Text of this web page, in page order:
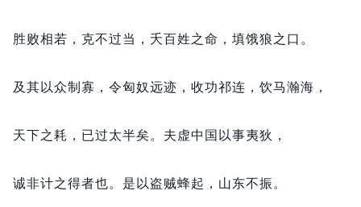
胜败相若， 克不过当， 夭百姓之命， 填饿狼之口。
及其以众制寡， 令匈奴远迹， 收功祁连， 饮马瀚海，
天下之耗， 已过太半矣。 夫虚中国以事夷狄，
诚非计之得者也。 是以盗贼蜂起， 山东不振。